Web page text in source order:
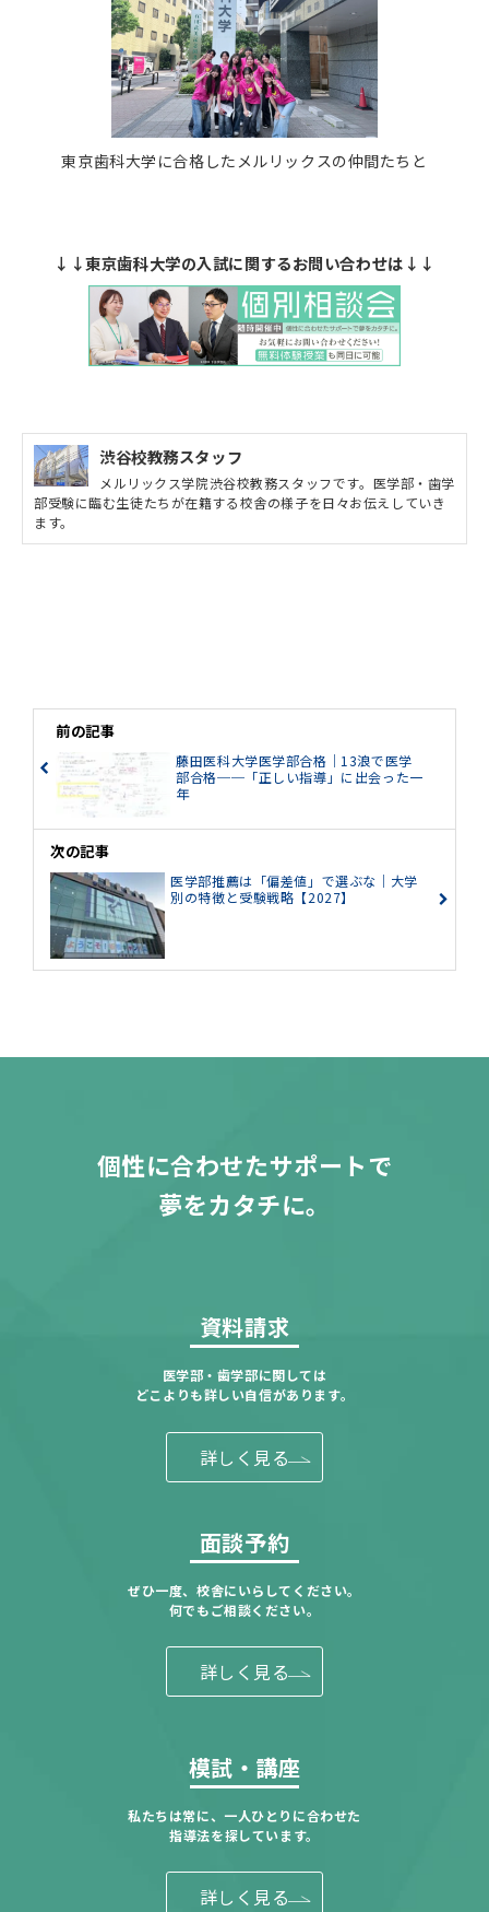
東京歯科大学に合格したメルリックスの仲間たちと
↓↓東京歯科大学の入試に関するお問い合わせは↓↓
渋谷校教務スタッフ
メルリックス学院渋谷校教務スタッフです。医学部・歯学
部受験に臨む生徒たちが在籍する校舎の様子を日々お伝えしていき
ます。
前の記事
藤田医科大学医学部合格｜13浪で医学
部合格──「正しい指導」に出会った一
年
次の記事
医学部推薦は「偏差値」で選ぶな｜大学
別の特徴と受験戦略【2027】
個性に合わせたサポートで
夢をカタチに。
資料請求
医学部・歯学部に関しては
どこよりも詳しい自信があります。
詳しく見る
面談予約
ぜひ一度、校舎にいらしてください。
何でもご相談ください。
詳しく見る
模試・講座
私たちは常に、一人ひとりに合わせた
指導法を探しています。
詳しく見る